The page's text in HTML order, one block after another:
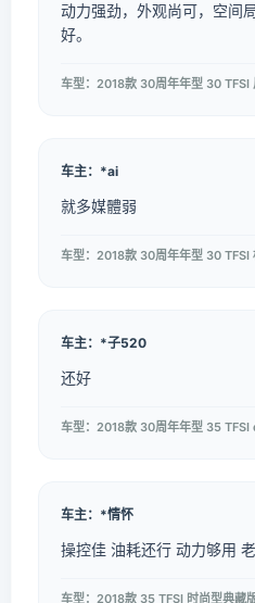
动力强劲，外观尚可，空间
好。
车型：2018款 30周年年型 30 TFSI
车主：*ai
就多媒體弱
车型：2018款 30周年年型 30 TFSI
车主：*子520
还好
车型：2018款 30周年年型 35
车主：*情怀
操
车型：2018款 35 TFSI 时尚型典藏